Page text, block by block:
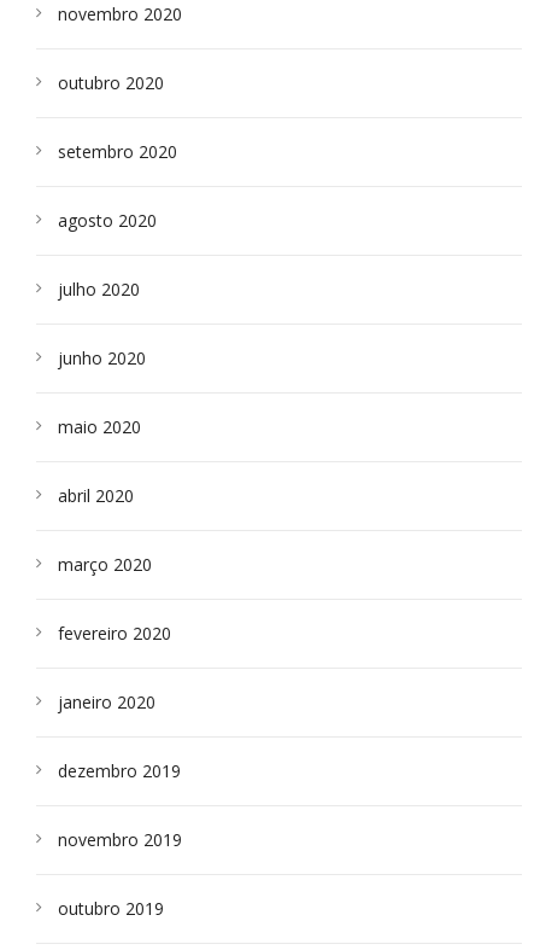
novembro 2020
outubro 2020
setembro 2020
agosto 2020
julho 2020
junho 2020
maio 2020
abril 2020
março 2020
fevereiro 2020
janeiro 2020
dezembro 2019
novembro 2019
outubro 2019